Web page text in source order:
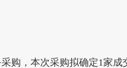
购，本次采购拟确定1家成